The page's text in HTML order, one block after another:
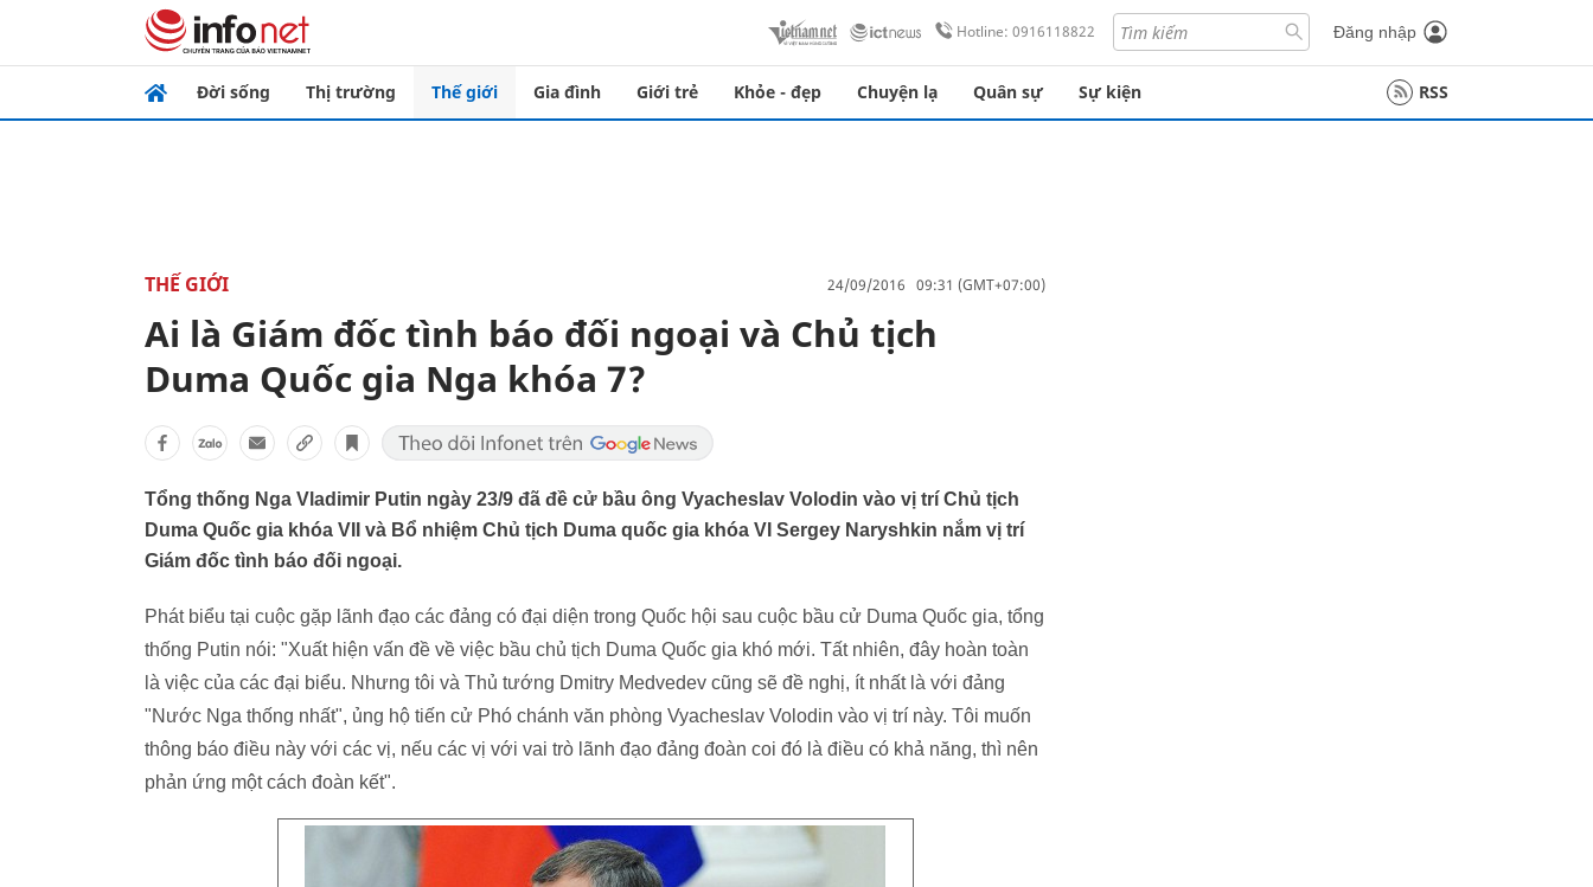
Hotline: 0916118822 Đăng nhập
Đời sống Thị trường Thế giới Gia đình Giới trẻ Khỏe - đẹp Chuyện lạ Quân sự Sự kiện RSS
THẾ GIỚI 24/09/2016 09:31 (GMT+07:00)
Ai là Giám đốc tình báo đối ngoại và Chủ tịch
Duma Quốc gia Nga khóa 7?
Tổng thống Nga Vladimir Putin ngày 23/9 đã đề cử bầu ông Vyacheslav Volodin vào vị trí Chủ tịch
Duma Quốc gia khóa VII và Bổ nhiệm Chủ tịch Duma quốc gia khóa VI Sergey Naryshkin nắm vị trí
Giám đốc tình báo đối ngoại.
Phát biểu tại cuộc gặp lãnh đạo các đảng có đại diện trong Quốc hội sau cuộc bầu cử Duma Quốc gia, tổng
thống Putin nói: "Xuất hiện vấn đề về việc bầu chủ tịch Duma Quốc gia khó mới. Tất nhiên, đây hoàn toàn
là việc của các đại biểu. Nhưng tôi và Thủ tướng Dmitry Medvedev cũng sẽ đề nghị, ít nhất là với đảng
"Nước Nga thống nhất", ủng hộ tiến cử Phó chánh văn phòng Vyacheslav Volodin vào vị trí này. Tôi muốn
thông báo điều này với các vị, nếu các vị với vai trò lãnh đạo đảng đoàn coi đó là điều có khả năng, thì nên
phản ứng một cách đoàn kết".